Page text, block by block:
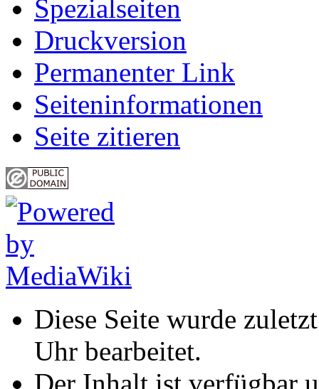
Spezialseiten
Druckversion
Permanenter Link
Seiten­informationen
Seite zitieren
Diese Seite wurde
Uhr bearbeitet.